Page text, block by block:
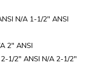
N/A 1-1/2″ ANSI
2″ ANSI
1/2″ ANSI N/A 2-1/2″